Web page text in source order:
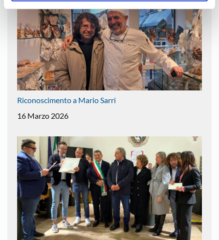
Riconoscimento a Mario Sarri
16 Marzo 2026